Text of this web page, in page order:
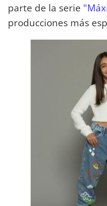
parte de la serie
producciones más